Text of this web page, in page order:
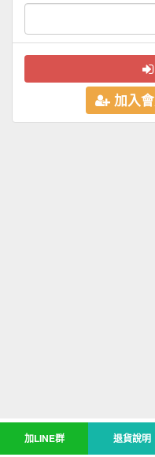
加入
加LINE群 退貨說明